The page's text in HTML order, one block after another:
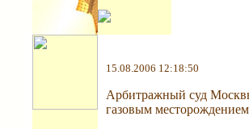
15.08.2006 12:18:50
Арбитражный суд
газовым